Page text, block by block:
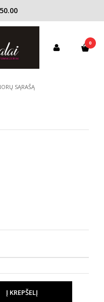
0
vanduo (EDT)
EDT MOTERIMS
SĄRAŠĄ